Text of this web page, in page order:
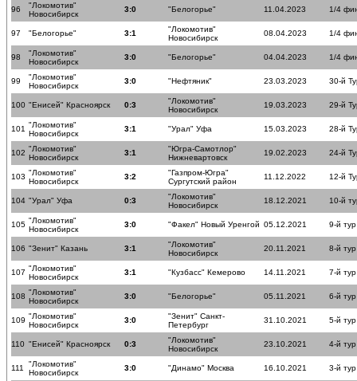
96
"Локомотив"
Новосибирск
3:0 "Белогорье" 11.04.2023 1/4
97 "Белогорье" 3:1
"Локомотив"
Новосибирск
08.04.2023 1/4
98
"Локомотив"
Новосибирск
3:0 "Белогорье" 04.04.2023 1/4
99
"Локомотив"
Новосибирск
3:0 "Нефтяник" 23.03.2023 30-й
100 "Енисей" Красноярск 0:3
"Локомотив"
Новосибирск
19.03.2023 29-й
101 "Локомотив"
Новосибирск
3:1 "Урал" Уфа 15.03.2023 28-й
102 "Локомотив"
Новосибирск
3:1
"Югра-Самотлор"
Нижневартовск
19.02.2023 24-й
103 "Локомотив"
Новосибирск
3:2
"Газпром-Югра"
Сургутский район
11.12.2022 12-й
104 "Урал" Уфа 0:3
"Локомотив"
Новосибирск
18.12.2021 10-й
105 "Локомотив"
Новосибирск
3:0 "Факел" Новый Уренгой 05.12.2021 9-й тур
106 "Зенит" Казань 3:1
"Локомотив"
Новосибирск
20.11.2021 8-й тур
107 "Локомотив"
Новосибирск
3:1 "Кузбасс" Кемерово 14.11.2021 7-й тур
108 "Локомотив"
Новосибирск
3:0 "Белогорье" 05.11.2021 6-й тур
109 "Локомотив"
Новосибирск
3:0
"Зенит" Санкт-
Петербург
31.10.2021 5-й тур
110 "Енисей" Красноярск 0:3
"Локомотив"
Новосибирск
23.10.2021 4-й тур
111
"Локомотив"
Новосибирск
3:0 "Динамо" Москва 16.10.2021 3-й тур